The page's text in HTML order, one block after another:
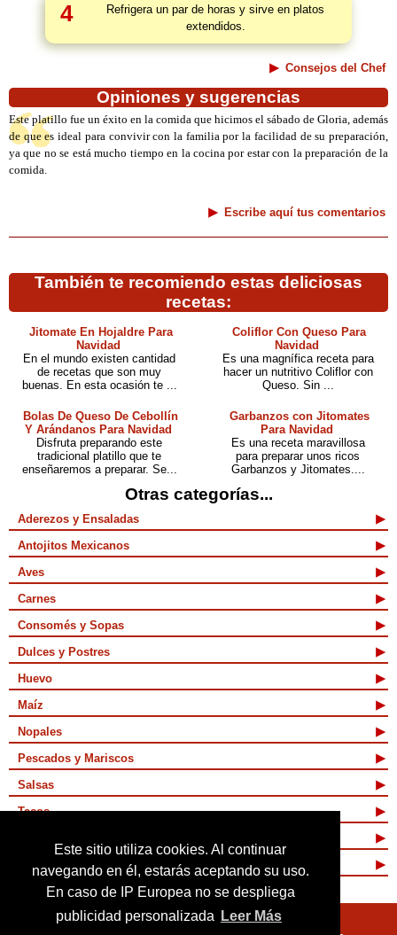
Este sitio utiliza cookies. Al continuar
navegando en él, estarás aceptando su uso.
En caso de IP Europea no se despliega
publicidad personalizada
Leer Más
4
Refrigera un par de horas y sirve en platos
extendidos.
Consejos del Chef
Opiniones y sugerencias
Este platillo fue un éxito en la comida que hicimos el sábado de Gloria, además
de que es ideal para convivir con la familia por la facilidad de su preparación,
ya que no se está mucho tiempo en la cocina por estar con la preparación de la
comida.
Escribe aquí tus comentarios
También te recomiendo estas deliciosas
recetas:
Jitomate En Hojaldre Para
Navidad
En el mundo existen cantidad
de recetas que son muy
buenas. En esta ocasión te ...
Coliflor Con Queso Para
Navidad
Es una magnífica receta para
hacer un nutritivo Coliflor con
Queso. Sin ...
Bolas De Queso De Cebollín
Y Arándanos Para Navidad
Disfruta preparando este
tradicional platillo que te
enseñaremos a preparar. Se...
Garbanzos con Jitomates
Para Navidad
Es una receta maravillosa
para preparar unos ricos
Garbanzos y Jitomates....
Otras categorías...
Aderezos y Ensaladas
Antojitos Mexicanos
Aves
Carnes
Consomés y Sopas
Dulces y Postres
Huevo
Maíz
Nopales
Pescados y Mariscos
Salsas
Tacos
Vegetarianas